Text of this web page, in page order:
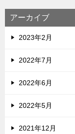
アーカイブ
2023年2月
2022年7月
2022年6月
2022年5月
2021年12月